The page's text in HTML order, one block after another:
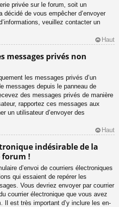
privée sur le forum, soit un
décidé de vous empêcher d’envoyer
veuillez contacter un
Haut
messages privés non
les messages privés d’un
messages depuis le panneau de
des messages privés de manière
rapportez ces messages aux
un utilisateur d’envoyer des
Haut
indésirable de la
forum !
d’envoi de courriers électroniques
qui essaient de repérer les
Vous devriez envoyer par courrier
courrier électronique que vous avez
Il est très important d’y inclure les en-